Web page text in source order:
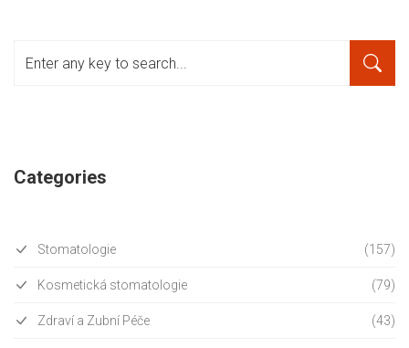
Categories
Stomatologie (157)
Kosmetická stomatologie (79)
Zdraví a Zubní Péče (43)